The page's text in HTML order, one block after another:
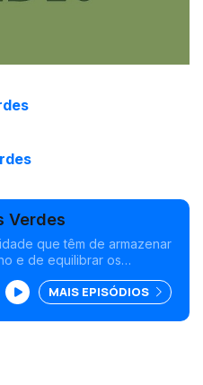
Verdes
que têm de armazenar
e de equilibrar os
é o foco do projeto
MAIS EPISÓDIOS